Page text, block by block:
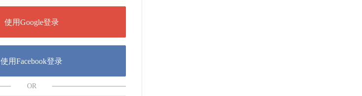
使用Google登录
使用Facebook登录
OR